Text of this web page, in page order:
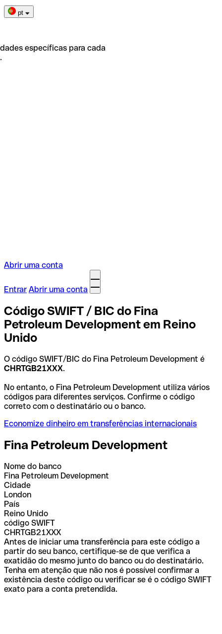
pt
específicas para cada
Abrir uma conta
Entrar Abrir uma conta
Código SWIFT / BIC do Fina
Petroleum Development em Reino
Unido
O código SWIFT/BIC do Fina Petroleum Development é
CHRTGB21XXX.
No entanto, o Fina Petroleum Development utiliza vários
códigos para diferentes serviços. Confirme o código
correto com o destinatário ou o banco.
Economize dinheiro em transferências internacionais
Fina Petroleum Development
Nome do banco
Fina Petroleum Development
Cidade
London
País
Reino Unido
código SWIFT
CHRTGB21XXX
Antes de iniciar uma transferência para este código a
partir do seu banco, certifique-se de que verifica a
exatidão do mesmo junto do banco ou do destinatário.
Tenha em atenção que não nos é possível confirmar a
existência deste código ou verificar se é o código SWIFT
exato para a conta pretendida.